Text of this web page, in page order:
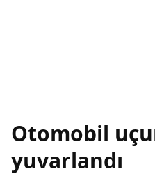
Otomobil
yuvarlandı